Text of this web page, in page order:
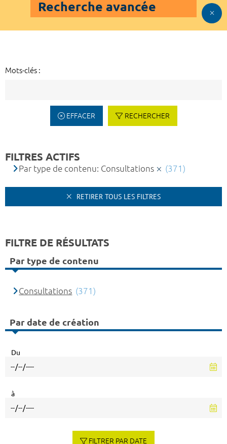
Recherche avancée
Mots-clés :
EFFACER RECHERCHER
FILTRES ACTIFS
Par type de contenu: Consultations (371)
RETIRER TOUS LES FILTRES
FILTRE DE RÉSULTATS
Par type de contenu
Consultations (371)
Par date de création
Du
à
FILTRER PAR DATE